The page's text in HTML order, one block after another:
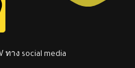
ทาง social media